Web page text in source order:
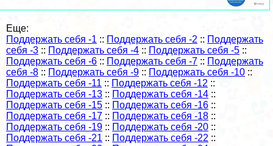
Еще:
Поддержать себя -1 :: Поддержать себя -2 :: Поддержать
себя -3 :: Поддержать себя -4 :: Поддержать себя -5 ::
Поддержать себя -6 :: Поддержать себя -7 :: Поддержать
себя -8 :: Поддержать себя -9 :: Поддержать себя -10 ::
Поддержать себя -11 :: Поддержать себя -12 ::
Поддержать себя -13 :: Поддержать себя -14 ::
Поддержать себя -15 :: Поддержать себя -16 ::
Поддержать себя -17 :: Поддержать себя -18 ::
Поддержать себя -19 :: Поддержать себя -20 ::
Поддержать себя -21 :: Поддержать себя -22 ::